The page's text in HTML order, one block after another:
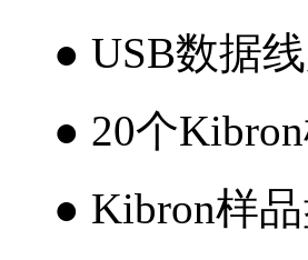
● USB数据线
● 20个Kibron
● Kibron样